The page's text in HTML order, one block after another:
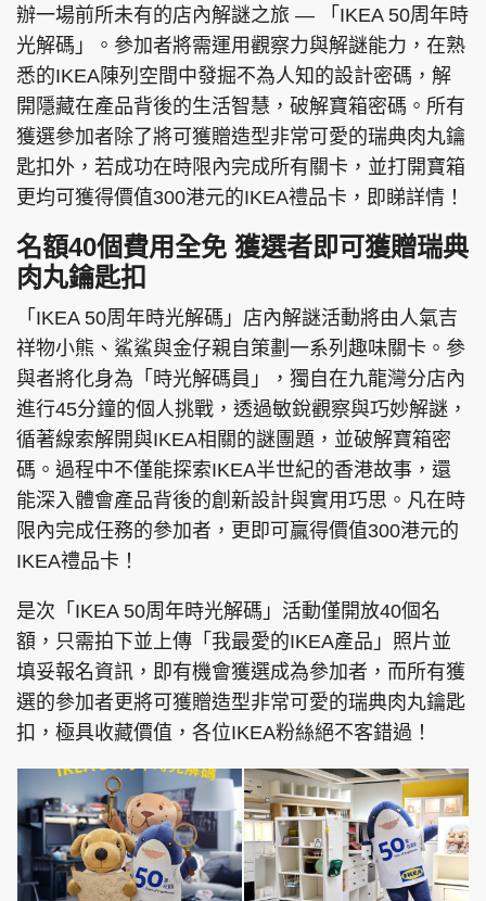
PCM 電腦廣場 星島頭條 星島日報
頭條日報 星島環球 The Standard
親子王 Oh!爸媽 JobMarket
頭條搵工 EDUPLUS
關於我們
聯絡我們
隱私政策聲明
使用條款
Copyright © 東周網 版權所有 . 不得轉載
©Eastweek.com.hk. All rights reserved.
辦一場前所未有的店內解謎之旅 — 「IKEA 50周年時
光解碼」。參加者將需運用觀察力與解謎能力，在熟
悉的IKEA陳列空間中發掘不為人知的設計密碼，解
開隱藏在產品背後的生活智慧，破解寶箱密碼。所有
獲選參加者除了將可獲贈造型非常可愛的瑞典肉丸鑰
匙扣外，若成功在時限內完成所有關卡，並打開寶箱
更均可獲得價值300港元的IKEA禮品卡，即睇詳情！
名額40個費用全免 獲選者即可獲贈瑞典
肉丸鑰匙扣
「IKEA 50周年時光解碼」店內解謎活動將由人氣吉
祥物小熊、鯊鯊與金仔親自策劃一系列趣味關卡。參
與者將化身為「時光解碼員」，獨自在九龍灣分店內
進行45分鐘的個人挑戰，透過敏銳觀察與巧妙解謎，
循著線索解開與IKEA相關的謎團題，並破解寶箱密
碼。過程中不僅能探索IKEA半世紀的香港故事，還
能深入體會產品背後的創新設計與實用巧思。凡在時
限內完成任務的參加者，更即可贏得價值300港元的
IKEA禮品卡！
是次「IKEA 50周年時光解碼」活動僅開放40個名
額，只需拍下並上傳「我最愛的IKEA產品」照片並
填妥報名資訊，即有機會獲選成為參加者，而所有獲
選的參加者更將可獲贈造型非常可愛的瑞典肉丸鑰匙
扣，極具收藏價值，各位IKEA粉絲絕不客錯過！